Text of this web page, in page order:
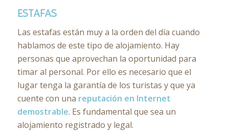
ESTAFAS
Las estafas están muy a la orden del día cuando
hablamos de este tipo de alojamiento. Hay
personas que aprovechan la oportunidad para
timar al personal. Por ello es necesario que el
lugar tenga la garantía de los turistas y que ya
cuente con una reputación en Internet
demostrable. Es fundamental que sea un
alojamiento registrado y legal.